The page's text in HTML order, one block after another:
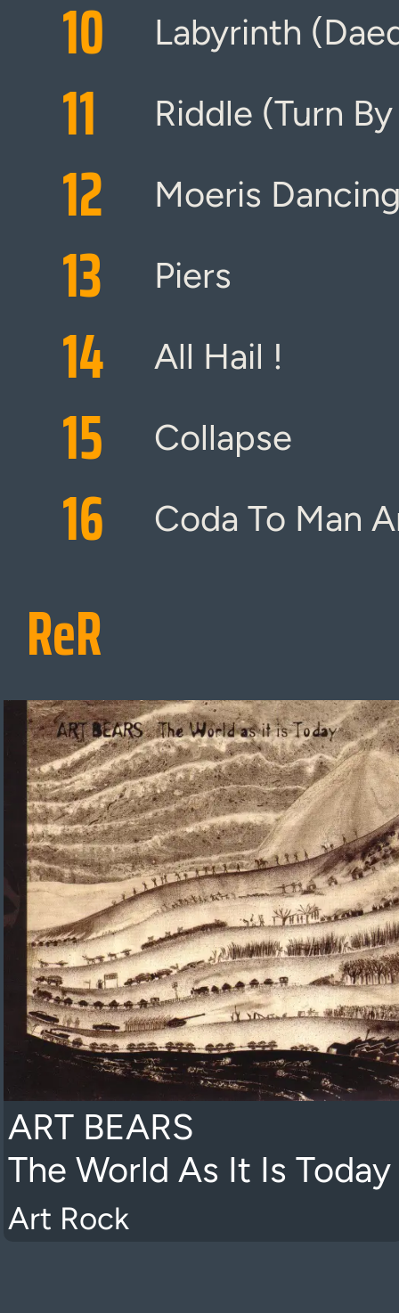
10 Labyrinth
11 Riddle (Turn
12 Moeris
13 Piers
14 All Hail !
15 Collapse
16 Coda To Man
ReR
ART BEARS
The World As It Is Today
Art Rock